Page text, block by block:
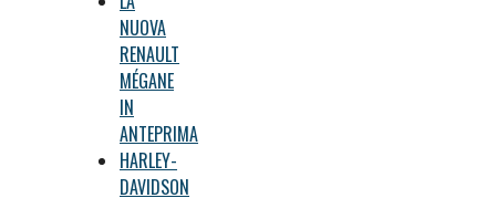
NUOVA
RENAULT
MÉGANE
IN
ANTEPRIMA
HARLEY-
DAVIDSON